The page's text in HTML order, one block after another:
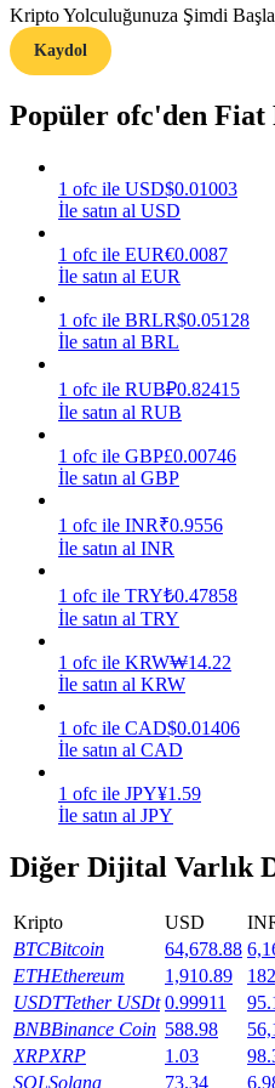
Rehber
Ticaret stratejileri
Nasıl kârlı kalabileceğinizi
Günlük rekabetçi ödüller
Kripto Yolculuğunuza Şimdi
Kaydol
Popüler ofc'den
1 ofc ile USD$0.01003
İle satın al USD
1 ofc ile EUR€0.0087
İle satın al EUR
1 ofc ile BRLR$0.05128
İle satın al BRL
1 ofc ile RUB₽0.82415
İle satın al RUB
1 ofc ile GBP£0.00746
İle satın al GBP
1 ofc ile INR₹0.9556
İle satın al INR
1 ofc ile TRY₺0.47858
İle satın al TRY
1 ofc ile KRW₩14.22
İle satın al KRW
1 ofc ile CAD$0.01406
İle satın al CAD
1 ofc ile JPY¥1.59
İle satın al JPY
Diğer Dijital Varlık
Kripto USD
BTCBitcoin 64,678.88
ETHEthereum 1,910.89
USDTTether USDt 0.99911
BNBBinance Coin 588.98
XRPXRP 1.03
SOLSolana 73.34